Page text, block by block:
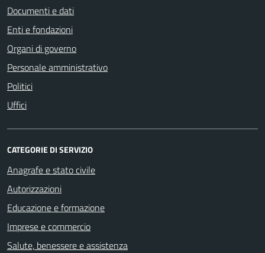
Documenti e dati
Enti e fondazioni
Organi di governo
Personale amministrativo
Politici
Uffici
CATEGORIE DI SERVIZIO
Anagrafe e stato civile
Autorizzazioni
Educazione e formazione
Imprese e commercio
Salute, benessere e assistenza